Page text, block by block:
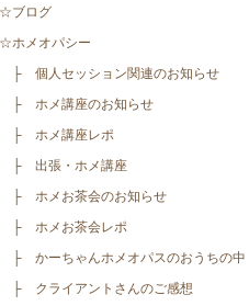
ブログ
ホメオパシー
個人セッション関連のお知らせ
ホメ講座のお知らせ
ホメ講座レポ
出張・ホメ講座
ホメお茶会のお知らせ
ホメお茶会レポ
かーちゃんホメオパスのおうちの中
クライアントさんのご感想